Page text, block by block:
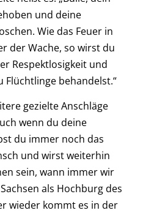
und deine
Wie das Feuer in
der Wache, so wirst du
Respektlosigkeit und
Flüchtlinge behandelst.“
gezielte Anschläge
wenn du deine
du immer noch das
und wirst weiterhin
sein, wann immer wir
als Hochburg des
wieder kommt es in der